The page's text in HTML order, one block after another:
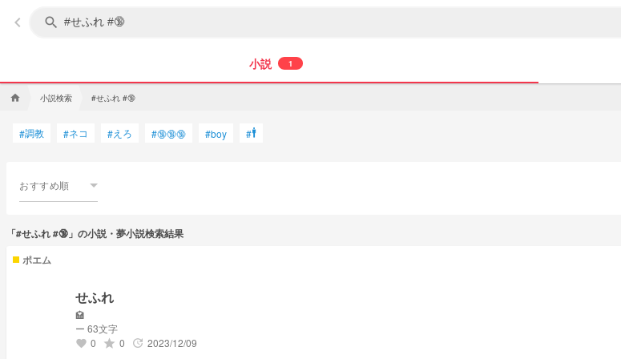
keyboard_arrow_left search
小説 1
home 小説検索 #せふれ #🔞
#調教 #ネコ #えろ #🔞🔞🔞 #boy #🚹
おすすめ順
「#せふれ #🔞」の小説・夢小説検索結果
ポエム
せふれ
🏩
ー 63文字
favorite 0 grade 0 update 2023/12/09